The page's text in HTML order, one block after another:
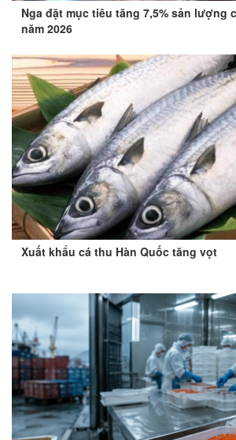
Nga đặt mục tiêu tăng 7,5% sản lượng
năm 2026
Xuất khẩu cá thu Hàn Quốc tăng vọt